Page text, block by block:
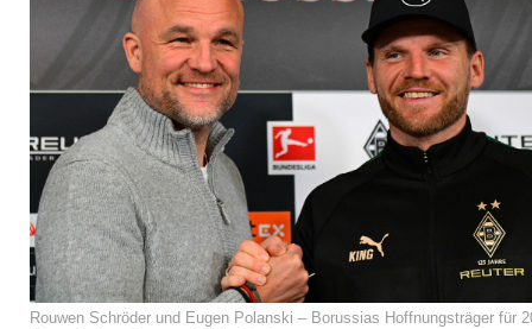
Rouwen Schröder und Eugen Polanski – Borussias Hoffnungsträger für